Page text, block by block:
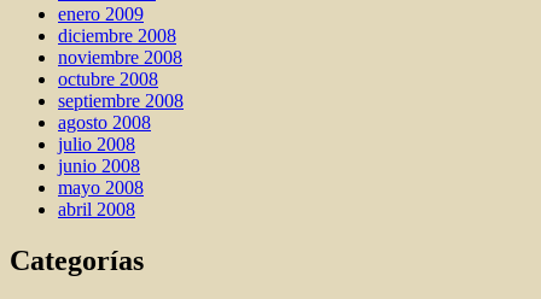
enero 2009
diciembre 2008
noviembre 2008
octubre 2008
septiembre 2008
agosto 2008
julio 2008
junio 2008
mayo 2008
abril 2008
Categorías